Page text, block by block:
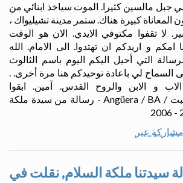
جبل مالسين كثيرا. الموت سياخذ ابنائي من
المعاناة كبيرة هناك. ستمر مدينة تشيليواك ،
لا تقفوا مكتوفي الايدي. الان هو الوقت
امكم و اريدكم ان تهتدوا. الى الامام. الله
التي أحيل اليكم اليوم باسم الثالوث
لي باعادة توحيدكم هنا مرة أخرى. .
و الابن والروح القدس. آمين. ابقوا
بسلام.البرازيل - السبت / Angüera / BA - رسالة من سيدة ملكة
رسالة سيدتنا ملكة السلام, نقلت في